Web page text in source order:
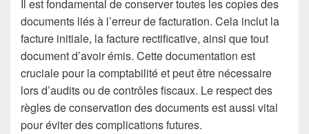
Il est fondamental de conserver toutes les copies des
documents liés à l’erreur de facturation. Cela inclut la
facture initiale, la facture rectificative, ainsi que tout
document d’avoir émis. Cette documentation est
cruciale pour la comptabilité et peut être nécessaire
lors d’audits ou de contrôles fiscaux. Le respect des
règles de conservation des documents est aussi vital
pour éviter des complications futures.